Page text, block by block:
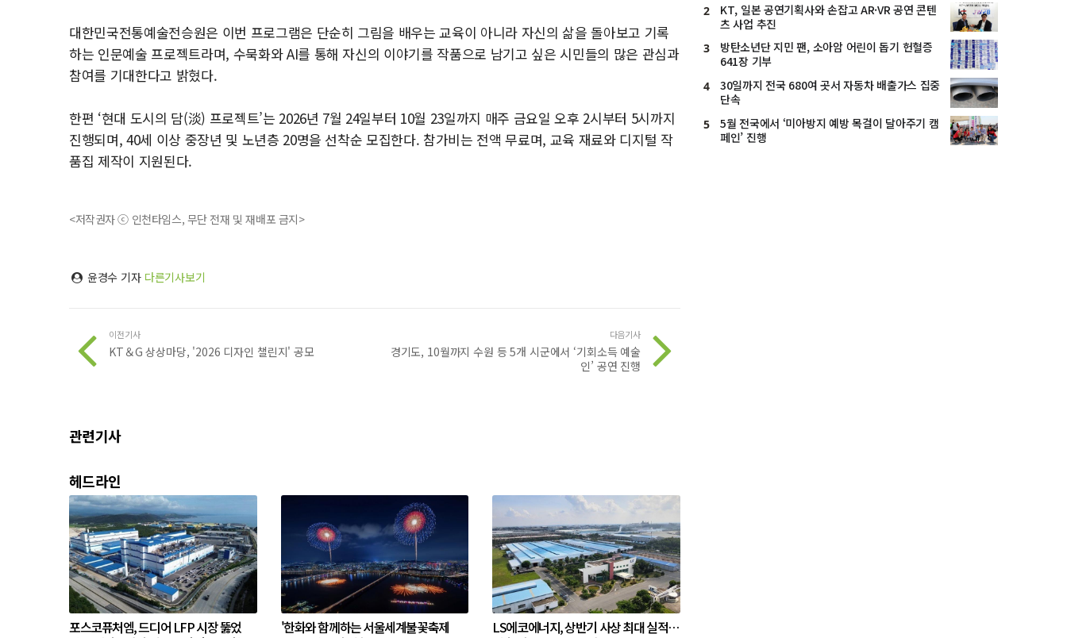
대한민국전통예술전승원은 이번 프로그램은 단순히 그림을 배우는 교육이 아니라 자신의 삶을 돌아보고 기록
하는 인문예술 프로젝트라며, 수묵화와 AI를 통해 자신의 이야기를 작품으로 남기고 싶은 시민들의 많은 관심과
참여를 기대한다고 밝혔다.
한편 ‘현대 도시의 담(淡) 프로젝트’는 2026년 7월 24일부터 10월 23일까지 매주 금요일 오후 2시부터 5시까지
진행되며, 40세 이상 중장년 및 노년층 20명을 선착순 모집한다. 참가비는 전액 무료며, 교육 재료와 디지털 작
품집 제작이 지원된다.
<저작권자 ⓒ 인천타임스, 무단 전재 및 재배포 금지>
윤경수 기자 다른기사보기
이전기사
KT＆G 상상마당, '2026 디자인 챌린지' 공모
다음기사
경기도, 10월까지 수원 등 5개 시군에서 ‘기회소득 예술
인’ 공연 진행
관련기사
헤드라인
포스코퓨처엠, 드디어 LFP 시장 뚫었
'한화와 함께하는 서울세계불꽃축제
LS에코에너지, 상반기 사상 최대 실적…
2
KT, 일본 공연기획사와 손잡고 AR·VR 공연 콘텐
츠 사업 추진
3
방탄소년단 지민 팬, 소아암 어린이 돕기 헌혈증
641장 기부
4
30일까지 전국 680여 곳서 자동차 배출가스 집중
단속
5
5월 전국에서 ‘미아방지 예방 목걸이 달아주기 캠
페인’ 진행